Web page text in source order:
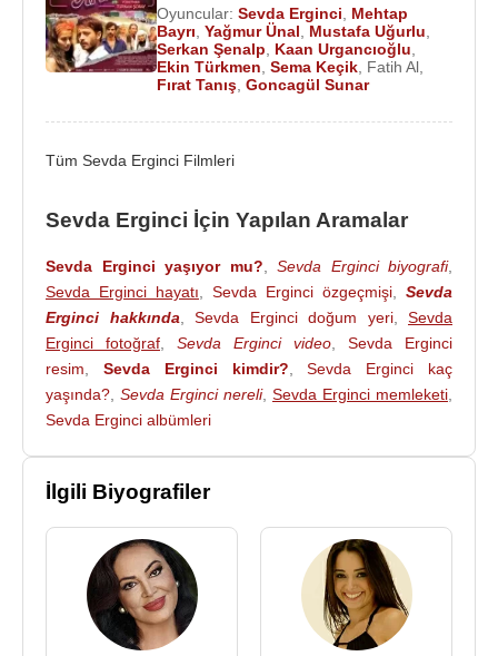
Oyuncular: Sevda Erginci
Mehtap
Bayrı Yağmur Ünal Mustafa Uğurlu
Serkan Şenalp
Kaan Urgancıoğlu
Ekin Türkmen Sema Keçik Fatih Al
Fırat Tanış Goncagül Sunar
Tüm Sevda Erginci Filmleri
Sevda Erginci İçin Yapılan Aramalar
Sevda Erginci yaşıyor mu? Sevda Erginci biyografi,
Sevda Erginci hayatı
Sevda Erginci özgeçmişi
Sevda
Erginci hakkında
Sevda Erginci doğum yeri, Sevda
Erginci fotoğraf
Sevda Erginci video
Sevda Erginci
resim
Sevda Erginci kimdir? ,Sevda Erginci kaç
yaşında? Sevda Erginci nereli, Sevda Erginci memleketi
Sevda Erginci albümleri
İlgili Biyografiler